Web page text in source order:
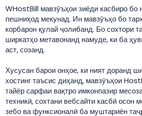
WHostBill мавзӯъҳои зиёди касбиро бо
пешниҳод мекунад. Ин мавзӯъҳо бо
корбарон қулай ҷолибанд. Бо сохтори
ширкатҳо метавонанд намуде, ки ба
аст, созанд.
Хусусан барои онҳое, ки ният доранд
хостинг таъсис диҳанд, мавзӯъҳои
тайёр сарфаи вақтро имконпазир
техникӣ, сохтани вебсайти касбӣ осон
зебо ва функсионалӣ ба муштариён